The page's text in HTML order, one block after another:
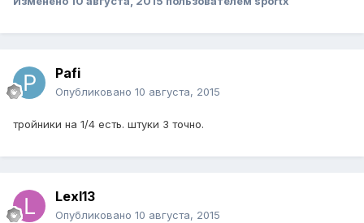
Pafi
Опубликовано 10 августа, 2015
тройники на 1/4 есть. штуки 3 точно.
Lexl13
Опубликовано 10 августа, 2015